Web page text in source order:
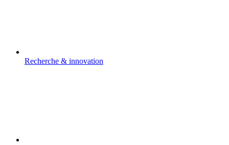
Recherche & innovation